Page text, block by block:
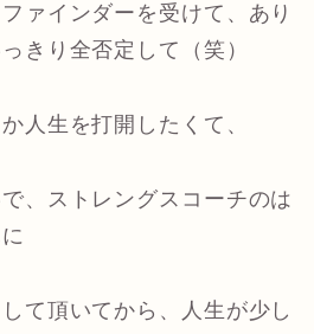
ァインダーを受けて、あり
きり全否定して（笑）
人生を打開したくて、
、ストレングスコーチのは
て頂いてから、人生が少し